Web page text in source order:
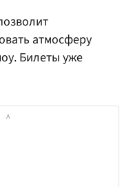
атмосферу
Билеты уже